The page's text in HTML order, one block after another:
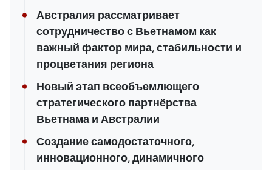
Австралия рассматривает
сотрудничество с Вьетнамом как
важный фактор мира, стабильности и
процветания региона
Новый этап всеобъемлющего
стратегического партнёрства
Вьетнама и Австралии
Создание самодостаточного,
инновационного, динамичного